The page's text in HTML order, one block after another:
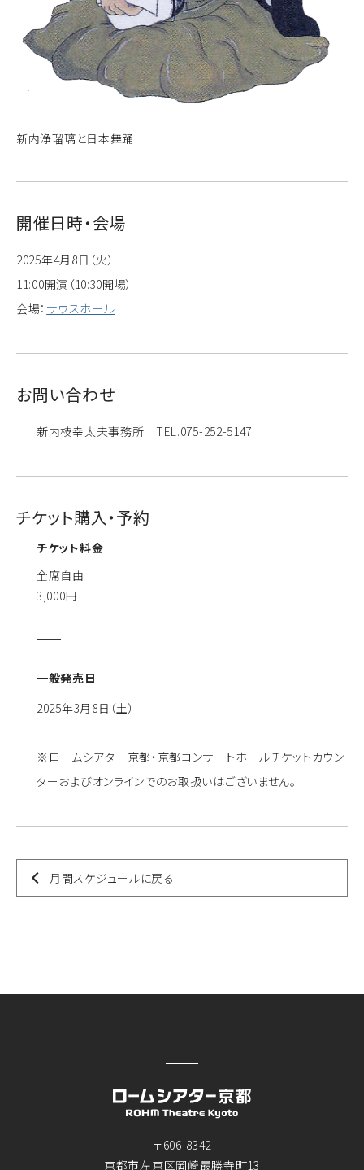
新内浄瑠璃と日本舞踊
開催日時・会場
2025年4月8日（火）
11:00開演（10:30開場）
会場： サウスホール
お問い合わせ
新内枝幸太夫事務所 TEL.075-252-5147
チケット購入・予約
チケット料金
全席自由
3,000円
一般発売日
2025年3月8日（土）
※ロームシアター京都・京都コンサートホールチケットカウン
ターおよびオンラインでのお取扱いはございません。
月間スケジュールに戻る
〒606-8342
京都市左京区岡崎最勝寺町13